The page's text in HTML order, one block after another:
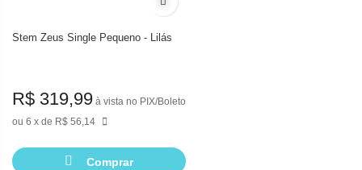
Adicionar à lista de desejos
Stem Zeus Single Pequeno - Lilás
6 de R$ 56,14
R$ 319,99 à vista no PIX/Boleto
Comprar